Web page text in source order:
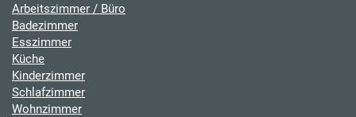
Arbeitszimmer / Büro
Badezimmer
Esszimmer
Küche
Kinderzimmer
Schlafzimmer
Wohnzimmer